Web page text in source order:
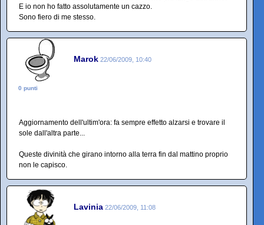
E io non ho fatto assolutamente un cazzo.
Sono fiero di me stesso.
Marok 22/06/2009, 10:40
0 punti
Aggiornamento dell'ultim'ora: fa sempre effetto alzarsi e trovare il
sole dall'altra parte...
Queste divinità che girano intorno alla terra fin dal mattino proprio
non le capisco.
Lavinia 22/06/2009, 11:08